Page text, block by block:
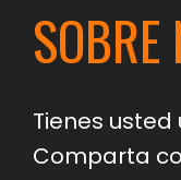
SOBRE
Tienes
Comparta